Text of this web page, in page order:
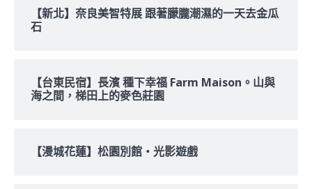
【新北】奈良美智特展 跟著朦朧潮濕的一天去金瓜
石
【台東民宿】長濱 種下幸福 Farm Maison。山與
海之間，梯田上的麥色莊園
【漫城花蓮】松園別館‧光影遊戲